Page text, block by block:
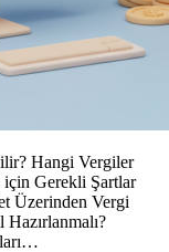
Hangi Vergiler
Gerekli Şartlar
Üzerinden Vergi